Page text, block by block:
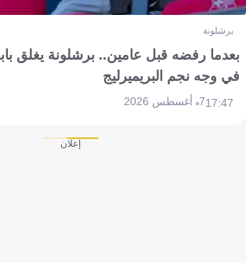
برشلونة
بعدما رفضه قبل عامين.. برشلونة يغلق
في وجه نجم البريميرليج
17:477 أغسطس 2026
إعلان